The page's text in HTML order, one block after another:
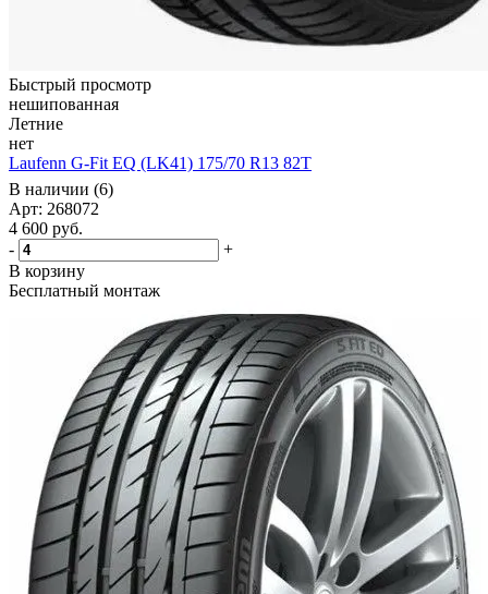
Быстрый просмотр
нешипованная
Летние
нет
Laufenn G-Fit EQ (LK41) 175/70 R13 82T
В наличии (6)
Арт: 268072
4 600 руб.
-
+
В корзину
Бесплатный монтаж